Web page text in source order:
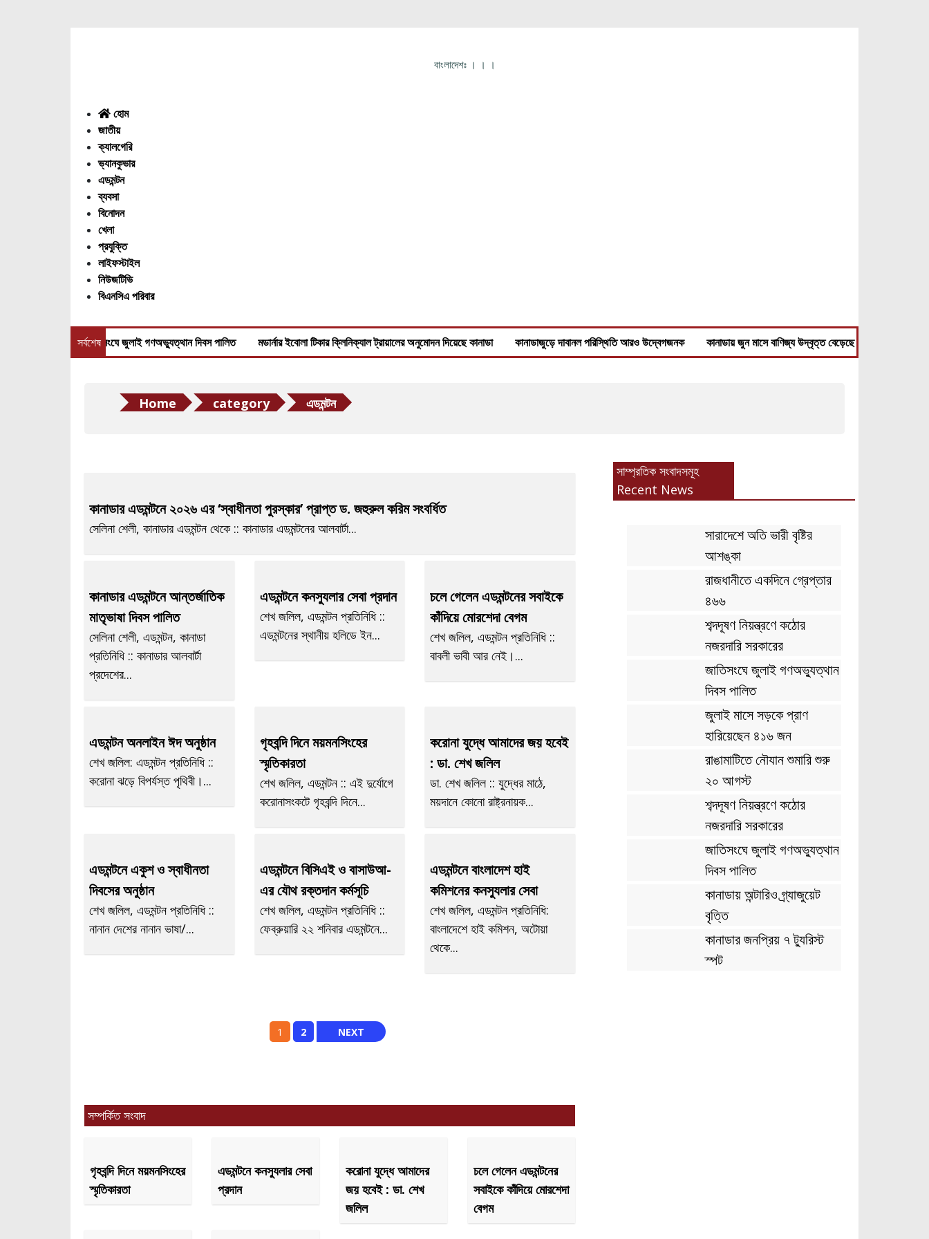
বাংলাদেশঃ । । ।
হোম
জাতীয়
ক্যালগেরি
ভ্যানকুভার
এডমন্টন
ব্যবসা
বিনোদন
খেলা
প্রযুক্তি
লাইফস্টাইল
নিউজটিভি
বিএনসিএ পরিবার
সর্বশেষ
জাতিসংঘে জুলাই গণঅভ্যুত্থান দিবস পালিত মডার্নার ইবোলা টিকার ক্লিনিক্যাল ট্রায়ালের অনুমোদন দিয়েছে কানাডা কানাডাজুড়ে দাবানল পরিস্থিতি আরও উদ্বেগজনক কানাডায় জুন মাসে বাণিজ্য উদ্বৃত্ত বেড়েছে
Home category এডমন্টন
কানাডার এডমন্টনে ২০২৬ এর ‘স্বাধীনতা পুরস্কার’ প্রাপ্ত ড. জহুরুল করিম সংবর্ধিত
সেলিনা শেলী, কানাডার এডমন্টন থেকে :: কানাডার এডমন্টনের আলবার্টা...
কানাডার এডমন্টনে আন্তর্জাতিক
মাতৃভাষা দিবস পালিত
সেলিনা শেলী, এডমন্টন, কানাডা
প্রতিনিধি :: কানাডার আলবার্টা
প্রদেশের...
এডমন্টনে কনস্যুলার সেবা প্রদান
শেখ জলিল, এডমন্টন প্রতিনিধি ::
এডমন্টনের স্থানীয় হলিডে ইন...
চলে গেলেন এডমন্টনের সবাইকে
কাঁদিয়ে মোরশেদা বেগম
শেখ জলিল, এডমন্টন প্রতিনিধি ::
বাবলী ভাবী আর নেই।...
এডমন্টন অনলাইন ঈদ অনুষ্ঠান
শেখ জলিল: এডমন্টন প্রতিনিধি ::
করোনা ঝড়ে বিপর্যস্ত পৃথিবী।...
গৃহবন্দি দিনে ময়মনসিংহের
স্মৃতিকারতা
শেখ জলিল, এডমন্টন :: এই দুর্যোগে
করোনাসংকটে গৃহবন্দি দিনে...
করোনা যুদ্ধে আমাদের জয় হবেই
: ডা. শেখ জলিল
ডা. শেখ জলিল :: যুদ্ধের মাঠে,
ময়দানে কোনো রাষ্ট্রনায়ক...
এডমন্টনে একুশ ও স্বাধীনতা
দিবসের অনুষ্ঠান
শেখ জলিল, এডমন্টন প্রতিনিধি ::
নানান দেশের নানান ভাষা/...
এডমন্টনে বিসিএই ও বাসাউআ-
এর যৌথ রক্তদান কর্মসূচি
শেখ জলিল, এডমন্টন প্রতিনিধি ::
ফেব্রুয়ারি ২২ শনিবার এডমন্টনে...
এডমন্টনে বাংলাদেশ হাই
কমিশনের কনস্যুলার সেবা
শেখ জলিল, এডমন্টন প্রতিনিধি:
বাংলাদেশে হাই কমিশন, অটোয়া
থেকে...
1 2 NEXT
সম্পর্কিত সংবাদ
গৃহবন্দি দিনে ময়মনসিংহের
স্মৃতিকারতা
এডমন্টনে কনস্যুলার সেবা
প্রদান
করোনা যুদ্ধে আমাদের
জয় হবেই : ডা. শেখ
জলিল
চলে গেলেন এডমন্টনের
সবাইকে কাঁদিয়ে মোরশেদা
বেগম
সাম্প্রতিক সংবাদসমূহ
Recent News
সারাদেশে অতি ভারী বৃষ্টির
আশঙ্কা
রাজধানীতে একদিনে গ্রেপ্তার
৪৬৬
শব্দদূষণ নিয়ন্ত্রণে কঠোর
নজরদারি সরকারের
জাতিসংঘে জুলাই গণঅভ্যুত্থান
দিবস পালিত
জুলাই মাসে সড়কে প্রাণ
হারিয়েছেন ৪১৬ জন
রাঙামাটিতে নৌযান শুমারি শুরু
২০ আগস্ট
শব্দদূষণ নিয়ন্ত্রণে কঠোর
নজরদারি সরকারের
জাতিসংঘে জুলাই গণঅভ্যুত্থান
দিবস পালিত
কানাডায় অন্টারিও গ্র্যাজুয়েট
বৃত্তি
কানাডার জনপ্রিয় ৭ ট্যুরিস্ট
স্পট